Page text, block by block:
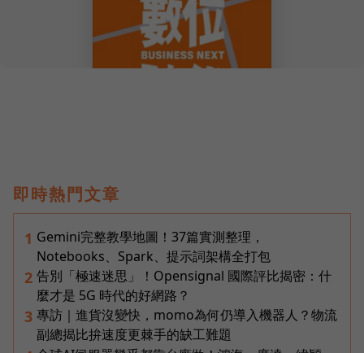
即時熱門文章
1 Gemini完整教學地圖！37篇實測整理，
Notebooks、Spark、提示詞架構全打包
2 告別「極速迷思」！Opensignal 國際評比揭密：什
麼才是 5G 時代的好網路？
3 專訪｜進貨沒變快，momo為何仍導入機器人？物流
副總揭比拚速度更棘手的缺工難題